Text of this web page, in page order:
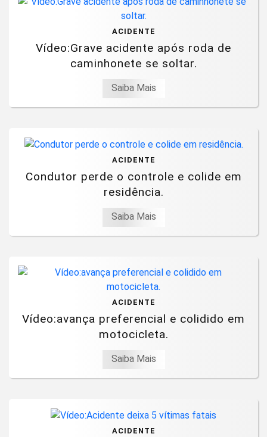
ACIDENTE
Vídeo:Grave acidente após roda de
caminhonete se soltar.
Saiba Mais
ACIDENTE
Condutor perde o controle e colide em
residência.
Saiba Mais
ACIDENTE
Vídeo:avança preferencial e colidido em
motocicleta.
Saiba Mais
ACIDENTE